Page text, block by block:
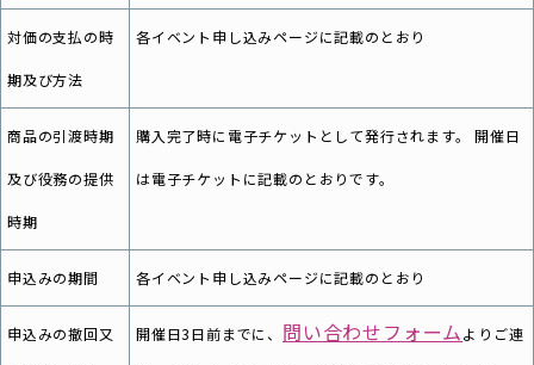
対価の支払の時
期及び方法
各イベント申し込みページに記載のとおり
商品の引渡時期
及び役務の提供
時期
購入完了時に電子チケットとして発行されます。 開催日
は電子チケットに記載のとおりです。
申込みの期間 各イベント申し込みページに記載のとおり
申込みの撤回又 開催日3日前までに、 問い合わせフォームよりご連